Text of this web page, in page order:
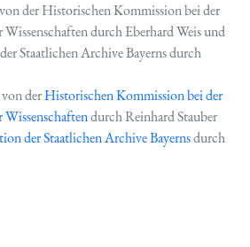
der Historischen Kommission bei der
Wissenschaften durch Eberhard Weis und
Staatlichen Archive Bayerns durch
derHistorischen Kommission bei der
Wissenschaftendurch Reinhard Stauber
der Staatlichen Archive Bayernsdurch